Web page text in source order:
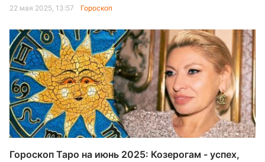
22 мая 2025, 13:57 Гороскоп
Гороскоп Таро на июнь 2025: Козерогам - успех,